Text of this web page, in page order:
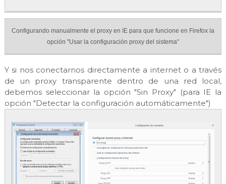
Configurando manualmente el proxy en IE para que funcione en Firefox la
opción "Usar la configuración proxy del sistema"
Y si nos conectarnos directamente a internet o a través
de un proxy transparente dentro de una red local,
debemos seleccionar la opción "Sin Proxy" (para IE la
opción "Detectar la configuración automáticamente")